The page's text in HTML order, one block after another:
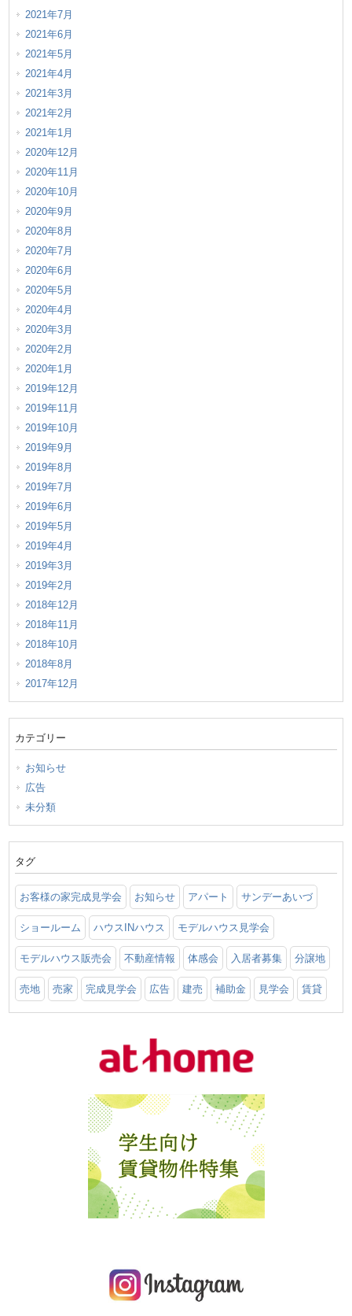
2021年7月
2021年6月
2021年5月
2021年4月
2021年3月
2021年2月
2021年1月
2020年12月
2020年11月
2020年10月
2020年9月
2020年8月
2020年7月
2020年6月
2020年5月
2020年4月
2020年3月
2020年2月
2020年1月
2019年12月
2019年11月
2019年10月
2019年9月
2019年8月
2019年7月
2019年6月
2019年5月
2019年4月
2019年3月
2019年2月
2018年12月
2018年11月
2018年10月
2018年8月
2017年12月
カテゴリー
お知らせ
広告
未分類
タグ
お客様の家完成見学会 お知らせ アパート サンデーあいづ
ショールーム ハウスINハウス モデルハウス見学会
モデルハウス販売会 不動産情報 体感会 入居者募集 分譲地
売地 売家 完成見学会 広告 建売 補助金 見学会 賃貸